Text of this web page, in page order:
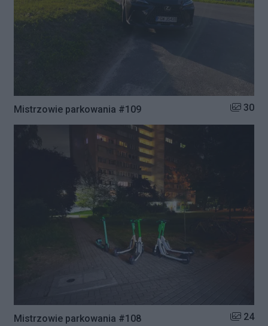
Mistrzowie parkowania #109 Liczba
30
Mistrzowie parkowania #108 Liczba
24